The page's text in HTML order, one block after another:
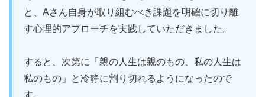
と、Aさん自身が取り組むべき課題を明確に切り離
す心理的アプローチを実践していただきました。
すると、次第に「親の人生は親のもの、私の人生は
私のもの」と冷静に割り切れるようになったので